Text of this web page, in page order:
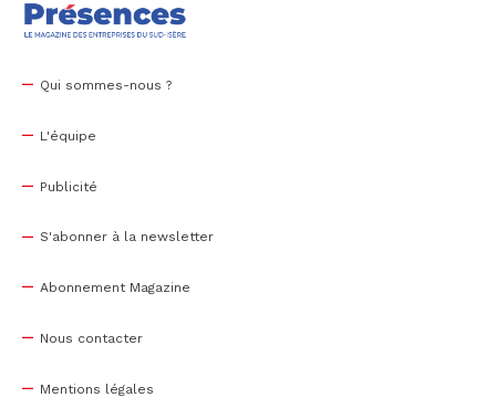
Qui sommes-nous ?
L'équipe
Publicité
S'abonner à la newsletter
Abonnement Magazine
Nous contacter
Mentions légales